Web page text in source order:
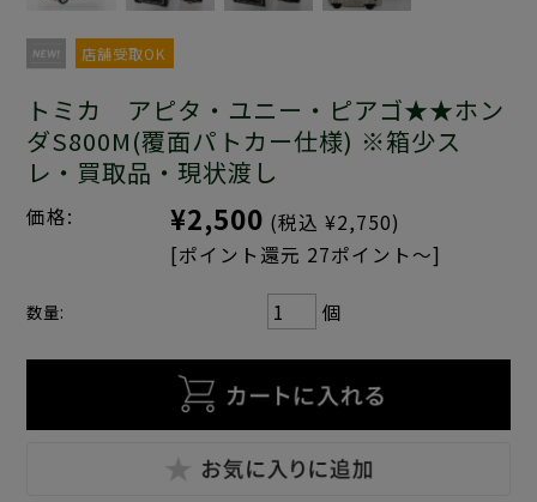
店舗受取OK
トミカ アピタ・ユニー・ピアゴ★★ホン
ダS800M(覆面パトカー仕様) ※箱少ス
レ・買取品・現状渡し
価格: ¥2,500 (税込 ¥2,750)
[ポイント還元 27ポイント～]
数量: 個